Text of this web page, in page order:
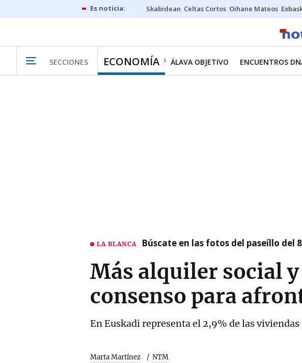
Skabidean Celtas Cortos Oihane Mateos
SECCIONES ECONOMÍA ÁLAVA OBJETIVO ENCUENTROS
LA BLANCA Búscate en las fotos del paseíllo del
Más alquiler social
consenso para
En Euskadi representa el 2,9% de las
Marta Martínez NTM